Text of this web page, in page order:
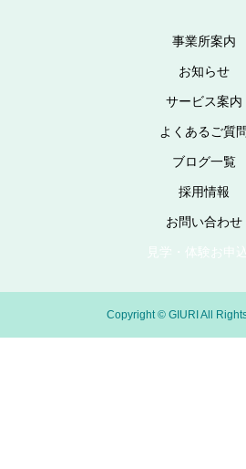
事業所案内
お知らせ
サービス案内
よくあるご質問
ブログ一覧
採用情報
お問い合わせ
見学・体験お申
Copyright © GIURI All